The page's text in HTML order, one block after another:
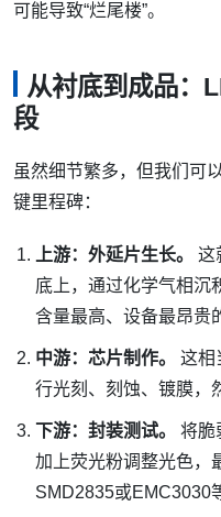
可能导致“烂尾楼”。
从衬底到成品：
段
虽然细节繁多，但我们可
键里程碑：
上游：外延片生长。
这
底上，通过化学气相沉
含量最高、设备最昂贵
中游：芯片制作。
这相
行光刻、刻蚀、镀膜，
下游：封装测试。
将脆
加上荧光粉调整光色，
SMD2835或EMC3030